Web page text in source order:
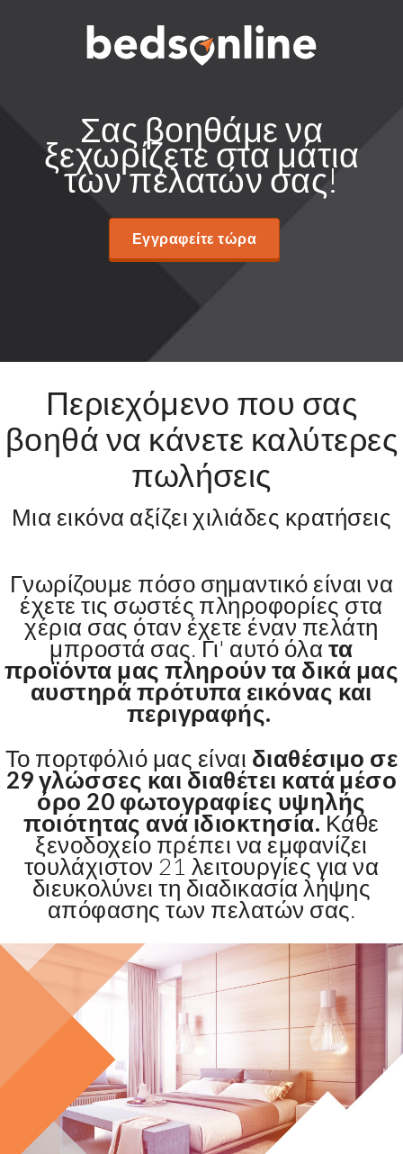
Σας βοηθάμε να
ξεχωρίζετε στα μάτια
των πελατών σας!
Εγγραφείτε τώρα
Περιεχόμενο που σας
βοηθά να κάνετε καλύτερες
πωλήσεις
Μια εικόνα αξίζει χιλιάδες κρατήσεις
Γνωρίζουμε πόσο σημαντικό είναι να
έχετε τις σωστές πληροφορίες στα
χέρια σας όταν έχετε έναν πελάτη
μπροστά σας. Γι' αυτό όλα τα
προϊόντα μας πληρούν τα δικά μας
αυστηρά πρότυπα εικόνας και
περιγραφής.
Το πορτφόλιό μας είναι διαθέσιμο σε
29 γλώσσες και διαθέτει κατά μέσο
όρο 20 φωτογραφίες υψηλής
ποιότητας ανά ιδιοκτησία.Κάθε
ξενοδοχείο πρέπει να εμφανίζει
τουλάχιστον 21 λειτουργίες για να
διευκολύνει τη διαδικασία λήψης
απόφασης των πελατών σας.